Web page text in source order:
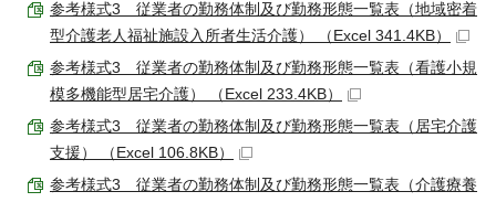
参考様式3 従業者の勤務体制及び勤務形態一覧表（地域密着
型介護老人福祉施設入所者生活介護） （Excel 341.4KB）
参考様式3 従業者の勤務体制及び勤務形態一覧表（看護小規
模多機能型居宅介護） （Excel 233.4KB）
参考様式3 従業者の勤務体制及び勤務形態一覧表（居宅介護
支援） （Excel 106.8KB）
参考様式3 従業者の勤務体制及び勤務形態一覧表（介護療養